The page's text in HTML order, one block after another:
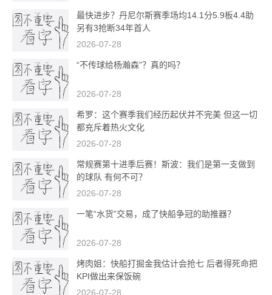
最快进步？丹尼尔斯赛季场均14.1分5.9板4.4助
另有3抢断34年首人
2026-07-28
“不传球给杨瀚森”？真的吗？
2026-07-28
希罗：这个赛季我们经历起伏并不完美 但这一切
都充斥着热火文化
2026-07-28
常规赛第十进季后赛！斯波：我们是第一支做到
的球队 有何不可？
2026-07-28
一笔“水货”交易，成了快船争冠的助推器？
2026-07-28
烤肉姐：快船打掘金我估计会抢七 后者得死命把
KPI做出来保饭碗
2026-07-28